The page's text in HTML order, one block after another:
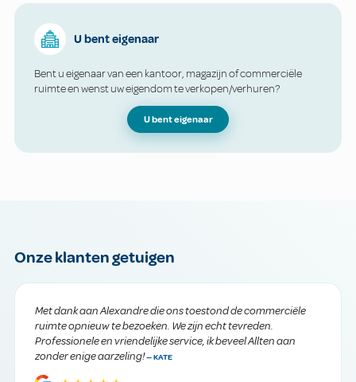
U bent eigenaar
Bent u eigenaar van een kantoor, magazijn of commerciële
ruimte en wenst uw eigendom te verkopen/verhuren?
U bent eigenaar
Onze klanten getuigen
Met dank aan Alexandre die ons toestond de commerciële
ruimte opnieuw te bezoeken. We zijn echt tevreden.
Professionele en vriendelijke service, ik beveel Allten aan
zonder enige aarzeling!— KATE